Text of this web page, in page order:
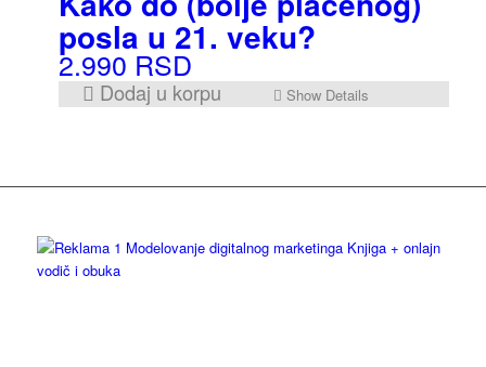
posla u 21. veku?
2.990 RSD
Dodaj u korpu Show Details